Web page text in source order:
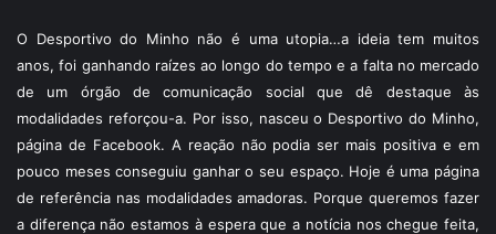
O Desportivo do Minho não é uma utopia…a ideia tem muitos
anos, foi ganhando raízes ao longo do tempo e a falta no mercado
de um órgão de comunicação social que dê destaque às
modalidades reforçou-a. Por isso, nasceu o Desportivo do Minho,
página de Facebook. A reação não podia ser mais positiva e em
pouco meses conseguiu ganhar o seu espaço. Hoje é uma página
de referência nas modalidades amadoras. Porque queremos fazer
a diferença não estamos à espera que a notícia nos chegue feita,